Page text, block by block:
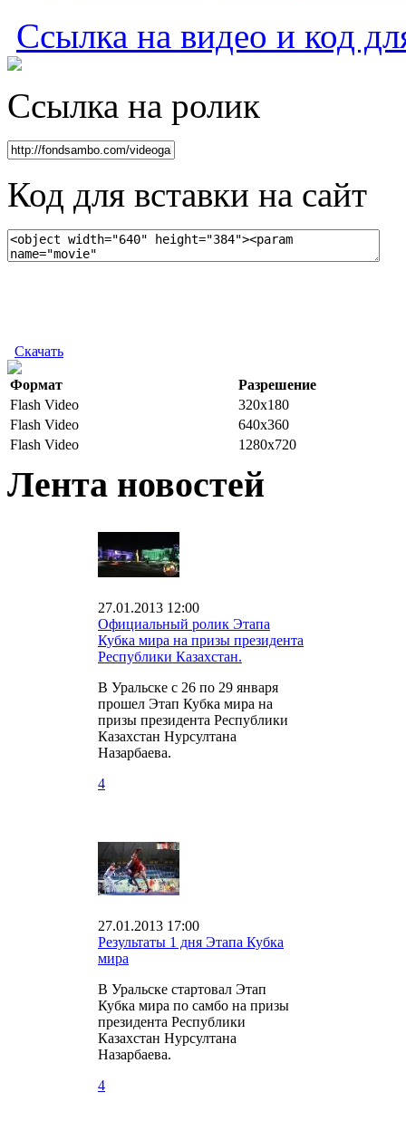
Ссылка на видео и код
Ссылка на ролик
Код для вставки на сайт
Скачать
Формат
Разрешение
Flash Video
320x180
Flash Video
640x360
Flash Video
1280x720
Лента новостей
27.01.2013 12:00
Официальный ролик Этапа
Кубка мира на призы президента
Республики Казахстан.
В Уральске с 26 по 29 января
прошел Этап Кубка мира на
призы президента Республики
Казахстан Нурсултана
Назарбаева.
4
27.01.2013 17:00
Результаты 1 дня Этапа Кубка
мира
В Уральске стартовал Этап
Кубка мира по самбо на призы
президента Республики
Казахстан Нурсултана
Назарбаева.
4